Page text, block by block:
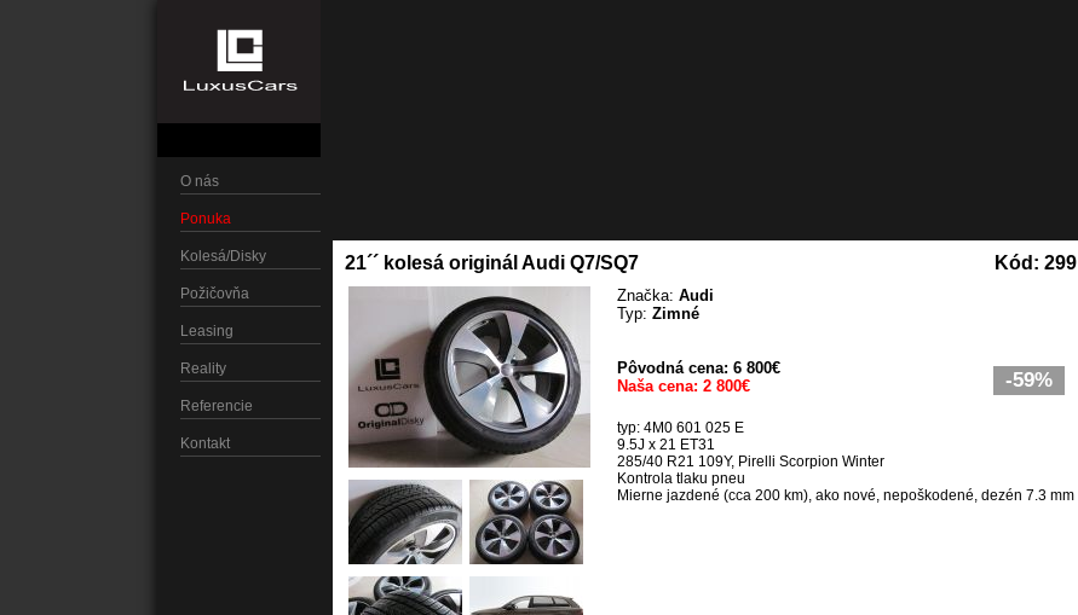
O nás
Ponuka
Kolesá/Disky
Požičovňa
Leasing
Reality
Referencie
Kontakt
21´´ kolesá originál Audi Q7/SQ7 Kód: 299
Značka: Audi
Typ: Zimné
Pôvodná cena: 6 800€
Naša cena: 2 800€
-59%
typ: 4M0 601 025 E
9.5J x 21 ET31
285/40 R21 109Y, Pirelli Scorpion Winter
Kontrola tlaku pneu
Mierne jazdené (cca 200 km), ako nové, nepoškodené, dezén 7.3 mm